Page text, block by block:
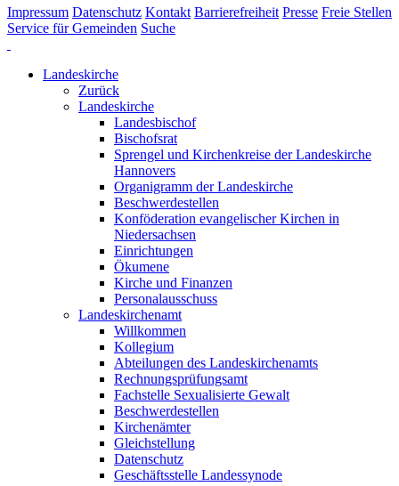
Impressum Datenschutz Kontakt Barrierefreiheit Presse Freie Stellen
Service für Gemeinden Suche
Landeskirche
Zurück
Landeskirche
Landesbischof
Bischofsrat
Sprengel und Kirchenkreise der Landeskirche
Hannovers
Organigramm der Landeskirche
Beschwerdestellen
Konföderation evangelischer Kirchen in
Niedersachsen
Einrichtungen
Ökumene
Kirche und Finanzen
Personalausschuss
Landeskirchenamt
Willkommen
Kollegium
Abteilungen des Landeskirchenamts
Rechnungsprüfungsamt
Fachstelle Sexualisierte Gewalt
Beschwerdestellen
Kirchenämter
Gleichstellung
Datenschutz
Geschäftsstelle Landessynode